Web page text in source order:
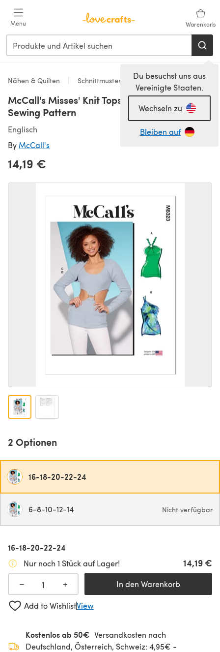
Menu Warenkorb
Du besuchst uns aus
Vereinigte Staaten.
Wechseln zu
Bleiben auf
Nähen & Quilten Schnittmuster & Quiltmuster
McCall's Misses' Knit Tops and Shrug M8323 -
Sewing Pattern
Englisch
By McCall's
14,19 €
2 Optionen
16-18-20-22-24
6-8-10-12-14 Nicht verfügbar
16-18-20-22-24
Nur noch 1 Stück auf Lager!
14,19 €
−
+ In den Warenkorb
Add to WishlistView
Kostenlos ab 50€ Versandkosten nach
Deutschland, Österreich, Schweiz: 4,95€ -